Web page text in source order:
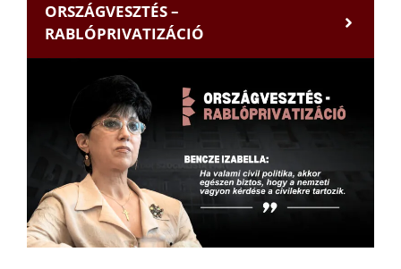
ORSZÁGVESZTÉS –
RABLÓPRIVATIZÁCIÓ